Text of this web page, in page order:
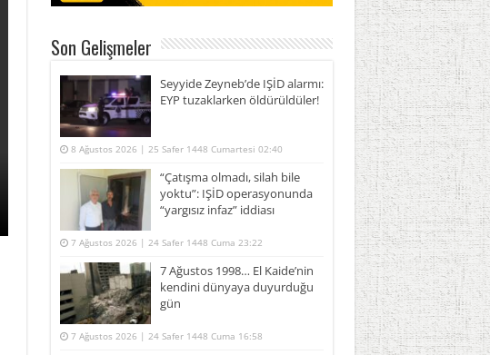
Son Gelişmeler
Seyyide Zeyneb’de IŞİD alarmı:
EYP tuzaklarken öldürüldüler!
8 Ağustos 2026 | 25 Safer 1448 Cumartesi 02:40
“Çatışma olmadı, silah bile
yoktu”: IŞİD operasyonunda
“yargısız infaz” iddiası
7 Ağustos 2026 | 24 Safer 1448 Cuma 23:22
7 Ağustos 1998… El Kaide’nin
kendini dünyaya duyurduğu
gün
7 Ağustos 2026 | 24 Safer 1448 Cuma 16:58